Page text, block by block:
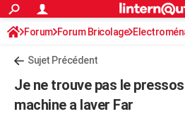
ACTUALITÉS
Politique
Société
Faits Divers
Education
Monde
Villes
+
Programme TV
Streaming
Sorties cinéma
Musique
FINANCE
S'inscrire
Forum Forum Bricolage
Sujet Précédent
Je ne trouve pas le
machine a laver Far